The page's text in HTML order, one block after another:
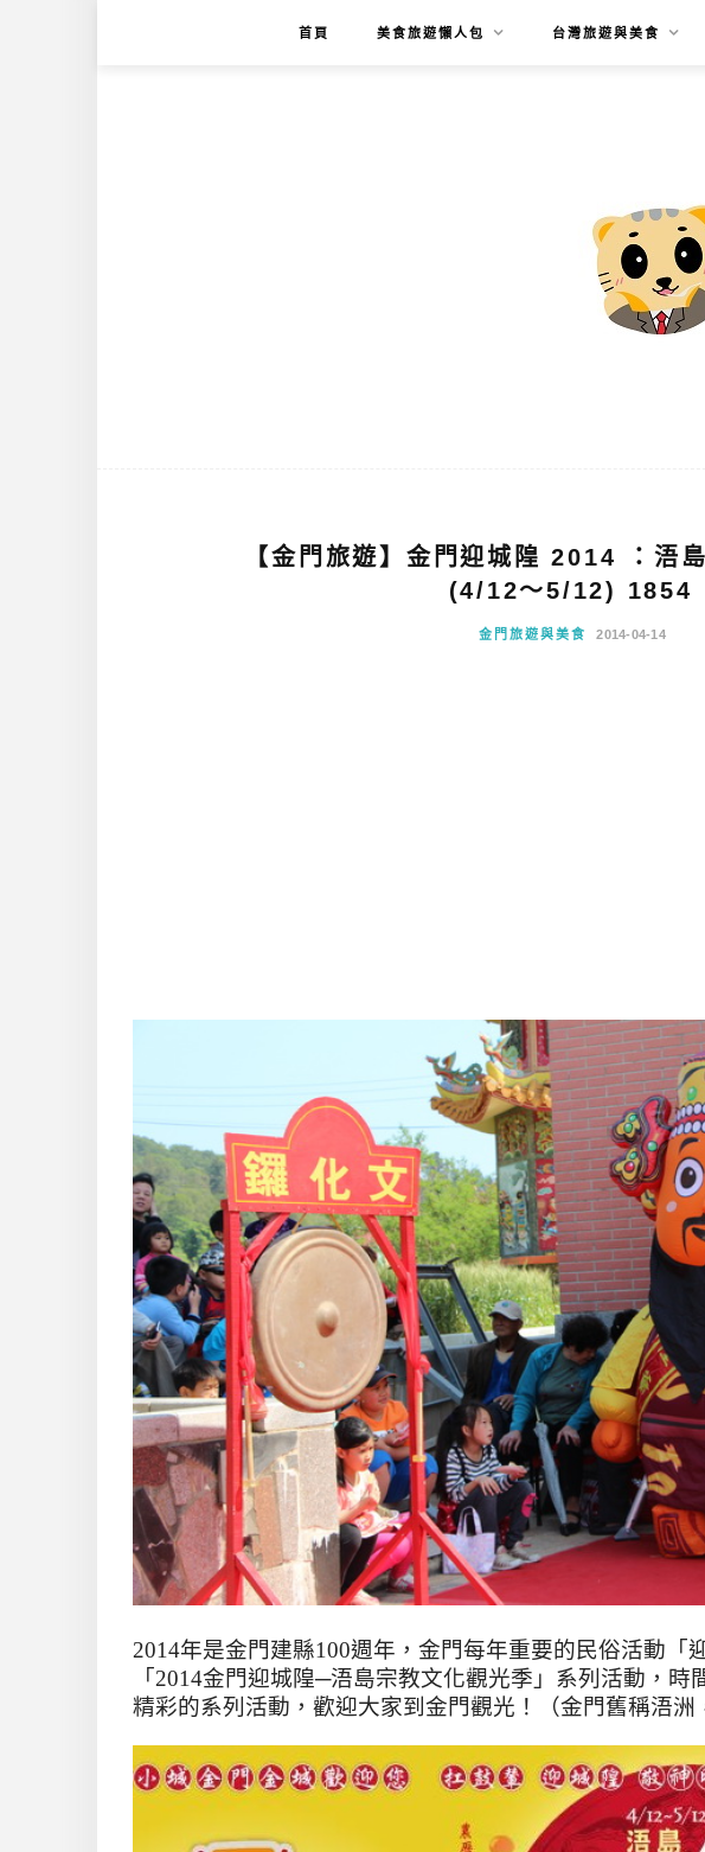
首頁 美食旅遊懶人包 台灣旅遊與美食
【金門旅遊】金門迎城隍 2014 ：浯
(4/12～5/12) 1854
金門旅遊與美食 2014-04-14
2014年是金門建縣100週年，金門每年重要的民俗活動「
「2014金門迎城隍─浯島宗教文化觀光季」系列活動，時
精彩的系列活動，歡迎大家到金門觀光！（金門舊稱浯洲